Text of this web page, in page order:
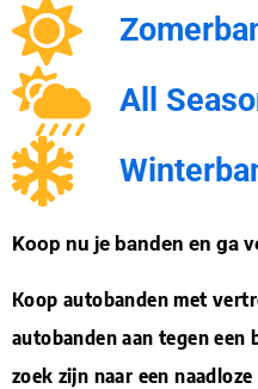
All
Koop nu je banden en ga
Koop autobanden met
autobanden aan tegen
zoek zijn naar een